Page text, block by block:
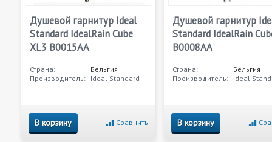
Душевой гарнитур Ideal
Standard IdealRain Cube
XL3 B0015AA
Страна:
Бельгия
Производитель: Ideal Standard
В корзину Сравнить
Душевой гарнитур
Standard IdealRain
B0008AA
Страна:
Бельгия
Производитель: Ideal
В корзину